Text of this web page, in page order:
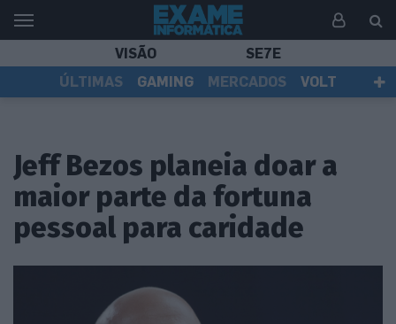
VISÃO
SE7E
ÚLTIMAS
GAMING MERCADOS
VOLT
Jeff Bezos planeia doar a
maior parte da fortuna
pessoal para caridade